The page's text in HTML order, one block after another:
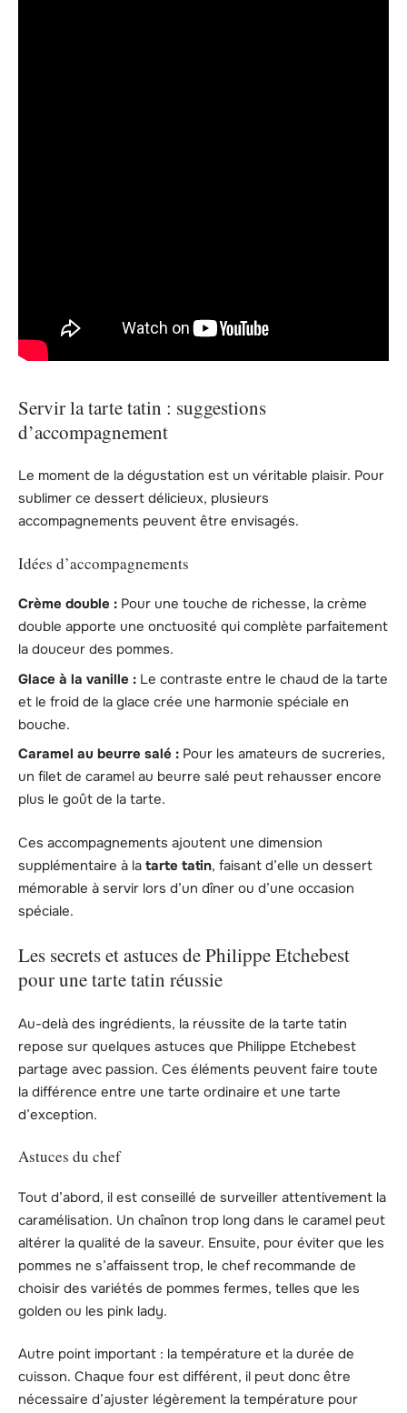
Servir la tarte tatin : suggestions
d’accompagnement
Le moment de la dégustation est un véritable plaisir. Pour
sublimer ce dessert délicieux, plusieurs
accompagnements peuvent être envisagés.
Idées d’accompagnements
Crème double : Pour une touche de richesse, la crème
double apporte une onctuosité qui complète parfaitement
la douceur des pommes.
Glace à la vanille : Le contraste entre le chaud de la tarte
et le froid de la glace crée une harmonie spéciale en
bouche.
Caramel au beurre salé : Pour les amateurs de sucreries,
un filet de caramel au beurre salé peut rehausser encore
plus le goût de la tarte.
Ces accompagnements ajoutent une dimension
supplémentaire à la tarte tatin, faisant d’elle un dessert
mémorable à servir lors d’un dîner ou d’une occasion
spéciale.
Les secrets et astuces de Philippe Etchebest
pour une tarte tatin réussie
Au-delà des ingrédients, la réussite de la tarte tatin
repose sur quelques astuces que Philippe Etchebest
partage avec passion. Ces éléments peuvent faire toute
la différence entre une tarte ordinaire et une tarte
d’exception.
Astuces du chef
Tout d’abord, il est conseillé de surveiller attentivement la
caramélisation. Un chaînon trop long dans le caramel peut
altérer la qualité de la saveur. Ensuite, pour éviter que les
pommes ne s’affaissent trop, le chef recommande de
choisir des variétés de pommes fermes, telles que les
golden ou les pink lady.
Autre point important : la température et la durée de
cuisson. Chaque four est différent, il peut donc être
nécessaire d’ajuster légèrement la température pour